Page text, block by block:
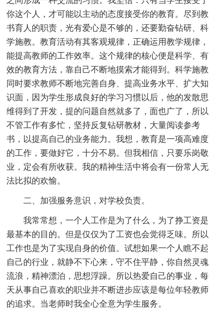
你这个人，才可能以主动的态度接受你的教育。尽到教
书育人的职责，光有爱心是不够的，还要勤奋钻研、科
学施教。教育活动有其客观规律，正确运用教学规律，
能提高教师的工作效率。这个规律的核心便是科学、有
效的教育方法，靠自己不断地摸索才能得到。科学施教
同时要求教师不断地完善自身、提高业务水平、扩大知
识面，因为学生形成良好的学习习惯以后，他的发散思
维得到了开发，提的问题自然就多了，面也广了，所以
不管工作有多忙，坚持反复钻研教材，大量阅读参考
书，以提高自己的业务能力。我想，教育是一项高难度
的工作，要做好它，十分不易。但我相信，只要乐岗敬
业，定会有所收获。我的精神生活中将会有一份常人无
法比拟的欢愉。
二、加强服务意识，对学校负责。
我常常想，一个人工作是为了什么，为了挣工资是
最基本的目的。但是仅仅为了工资也会觉得乏味。所以
工作也是为了实现自身的价值。试想如果一个人瞧不起
自己的行业，就静不下心来，守不住平静，你自然灵魂
流浪，精神漂泊，思想浮躁。所以热爱自己的事业，每
天从事自己喜欢的职业并不断进步应该是每位年轻教师
的追求。当老师时我全心全意为学生服务。